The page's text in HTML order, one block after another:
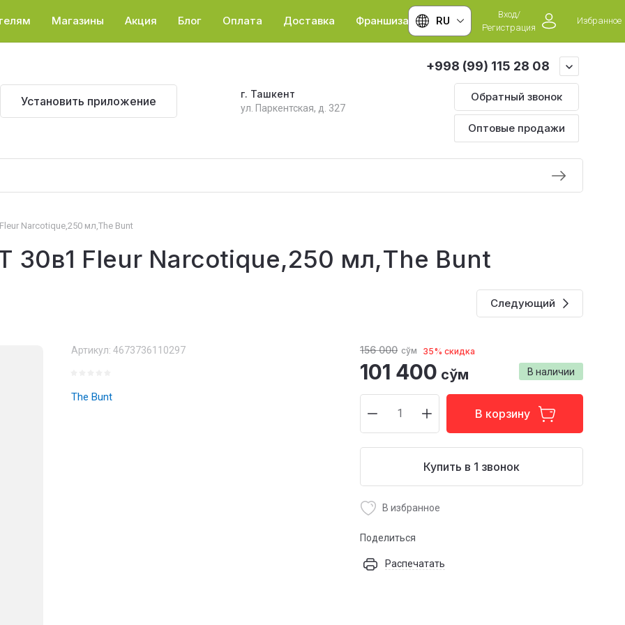
Магазины Акция Блог Оплата Доставка Франшиза RU
Вход/
Регистрация
Избранное
Установить приложение
г. Ташкент
ул. Паркентская, д. 327
+998 (99) 115 28 08
Обратный звонок
Оптовые продажи
Narcotique,250 мл,The Bunt
30в1 Fleur Narcotique,250 мл,The Bunt
Следующий
Артикул: 4673736110297
The Bunt
В наличии
156 000 сўм 35% скидка
101 400 сўм
В корзину
Купить в 1 звонок
В избранное
Поделиться
Распечатать